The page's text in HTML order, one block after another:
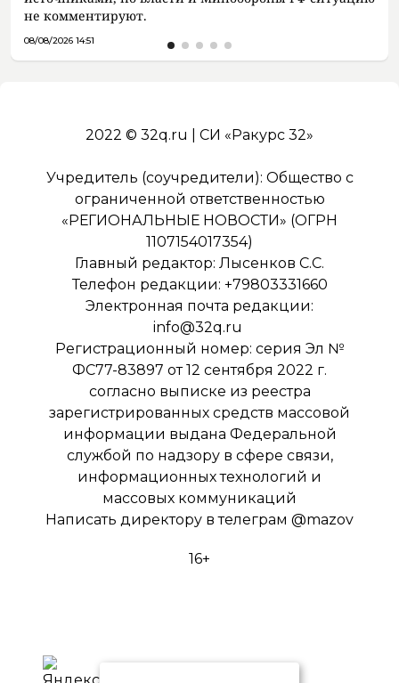
не комментируют.
08/08/2026 14:51
2022 © 32q.ru | СИ «Ракурс 32»
Учредитель (соучредители): Общество с
ограниченной ответственностью
«РЕГИОНАЛЬНЫЕ НОВОСТИ» (ОГРН
1107154017354)
Главный редактор: Лысенков С.С.
Телефон редакции: +79803331660
Электронная почта редакции:
info@32q.ru
Регистрационный номер: серия Эл №
ФС77-83897 от 12 сентября 2022 г.
согласно выписке из реестра
зарегистрированных средств массовой
информации выдана Федеральной
службой по надзору в сфере связи,
информационных технологий и
массовых коммуникаций
Написать директору в телеграм @mazov
16+